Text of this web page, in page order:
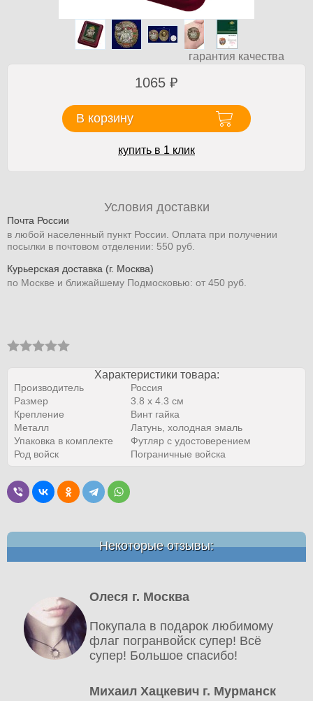
гарантия качества
1065 ₽
В корзину
купить в 1 клик
Условия доставки
Почта России
в любой населенный пункт России. Оплата при получении
посылки в почтовом отделении: 550 руб.
Курьерская доставка (г. Москва)
по Москве и ближайшему Подмосковью: от 450 руб.
Характеристики товара:
Производитель
Россия
Размер
3.8 х 4.3 см
Крепление
Винт гайка
Металл
Латунь, холодная эмаль
Упаковка в комплекте
Футляр с удостоверением
Род войск
Пограничные войска
Некоторые отзывы:
Олеся г. Москва
Покупала в подарок любимому
флаг погранвойск супер! Всё
супер! Большое спасибо!
Михаил Хацкевич г. Мурманск